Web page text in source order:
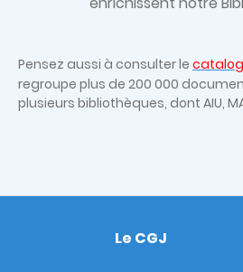
Pensez aussi à consulter le
regroupe plus de 200 000
plusieurs bibliothèques, dont AIU,
Footer
Le CGJ